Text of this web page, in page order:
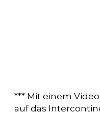
*** Mit einem
auf das